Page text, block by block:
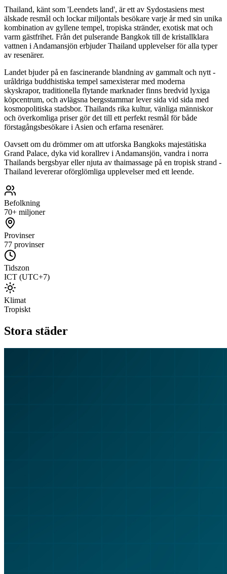
Thailand, känt som 'Leendets land', är ett av Sydostasiens mest
älskade resmål och lockar miljontals besökare varje år med sin unika
kombination av gyllene tempel, tropiska stränder, exotisk mat och
varm gästfrihet. Från det pulserande Bangkok till de kristallklara
vattnen i Andamansjön erbjuder Thailand upplevelser för alla typer
av resenärer.
Landet bjuder på en fascinerande blandning av gammalt och nytt -
uråldriga buddhistiska tempel samexisterar med moderna
skyskrapor, traditionella flytande marknader finns bredvid lyxiga
köpcentrum, och avlägsna bergsstammar lever sida vid sida med
kosmopolitiska stadsbor. Thailands rika kultur, vänliga människor
och överkomliga priser gör det till ett perfekt resmål för både
förstagångsbesökare i Asien och erfarna resenärer.
Oavsett om du drömmer om att utforska Bangkoks majestätiska
Grand Palace, dyka vid korallrev i Andamansjön, vandra i norra
Thailands bergsbyar eller njuta av thaimassage på en tropisk strand -
Thailand levererar oförglömliga upplevelser med ett leende.
Befolkning
70+ miljoner
Provinser
77 provinser
Tidszon
ICT (UTC+7)
Klimat
Tropiskt
Stora städer